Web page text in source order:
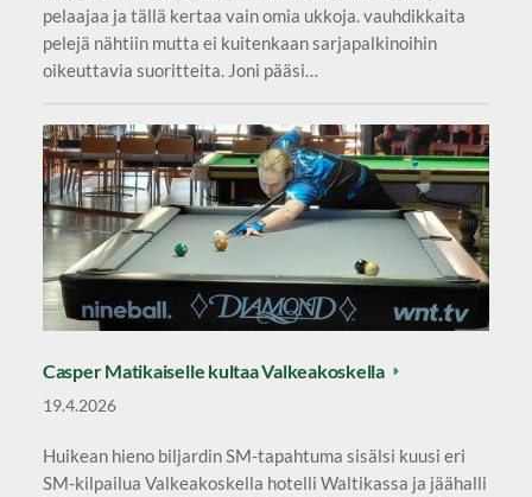
pelaajaa ja tällä kertaa vain omia ukkoja. vauhdikkaita
pelejä nähtiin mutta ei kuitenkaan sarjapalkinoihin
oikeuttavia suoritteita. Joni pääsi…
Casper Matikaiselle kultaa Valkeakoskella
19.4.2026
Huikean hieno biljardin SM-tapahtuma sisälsi kuusi eri
SM-kilpailua Valkeakoskella hotelli Waltikassa ja jäähalli